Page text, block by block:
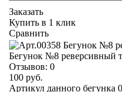
Заказать
Купить в 1 клик
Сравнить
Бегунок №8 реверсивный
Отзывов: 0
100 руб.
Артикул данного